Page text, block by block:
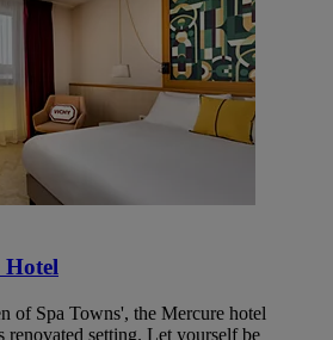
of Spa Towns', the Mercure hotel
renovated setting. Let yourself be